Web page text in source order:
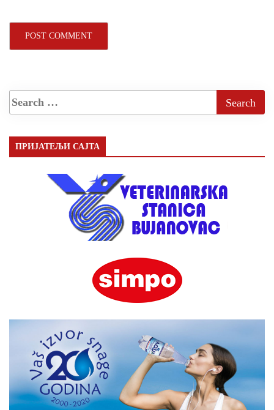
ПРИЈАТЕЉИ САЈТА